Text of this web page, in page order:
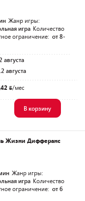
Жанр игры:
игра Количество
ограничение: от 8-
августа
августа
/мес
В корзину
Жизни Дифферанс
Жанр игры:
игра Количество
ограничение: от 6